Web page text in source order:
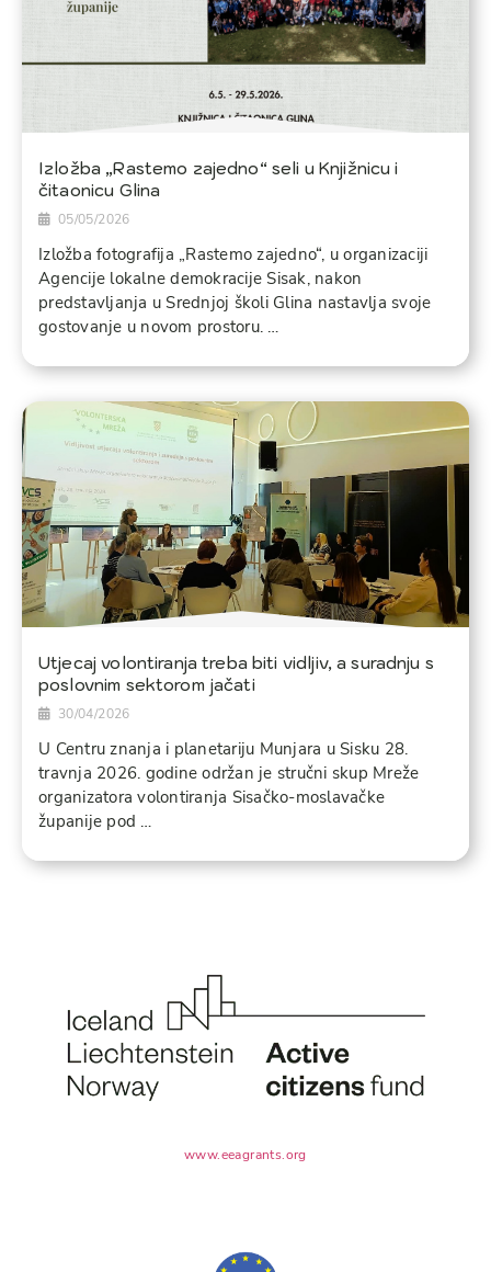
Izložba „Rastemo zajedno“ seli u Knjižnicu i
čitaonicu Glina
05/05/2026
Izložba fotografija „Rastemo zajedno“, u organizaciji
Agencije lokalne demokracije Sisak, nakon
predstavljanja u Srednjoj školi Glina nastavlja svoje
gostovanje u novom prostoru. …
Utjecaj volontiranja treba biti vidljiv, a suradnju s
poslovnim sektorom jačati
30/04/2026
U Centru znanja i planetariju Munjara u Sisku 28.
travnja 2026. godine održan je stručni skup Mreže
organizatora volontiranja Sisačko-moslavačke
županije pod …
www.eeagrants.org